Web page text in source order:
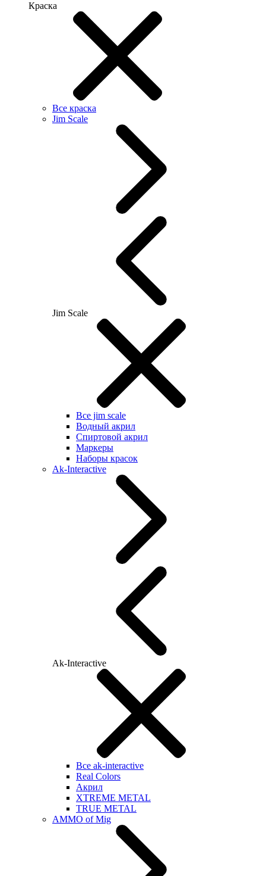
Краска
Все краска
Jim Scale
Jim Scale
Все jim scale
Водный акрил
Спиртовой акрил
Маркеры
Наборы красок
Ak-Interactive
Ak-Interactive
Все ak-interactive
Real Colors
Акрил
XTREME METAL
TRUE METAL
AMMO of Mig